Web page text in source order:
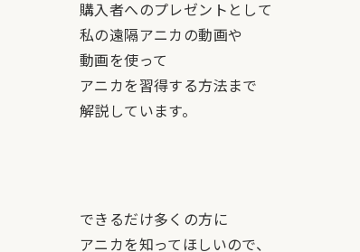
購入者へのプレゼントとして
私の遠隔アニカの動画や
動画を使って
アニカを習得する方法まで
解説しています。
できるだけ多くの方に
アニカを知ってほしいので、